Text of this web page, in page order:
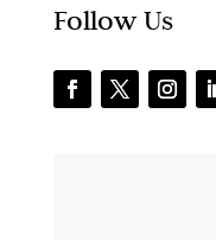
Follow Us